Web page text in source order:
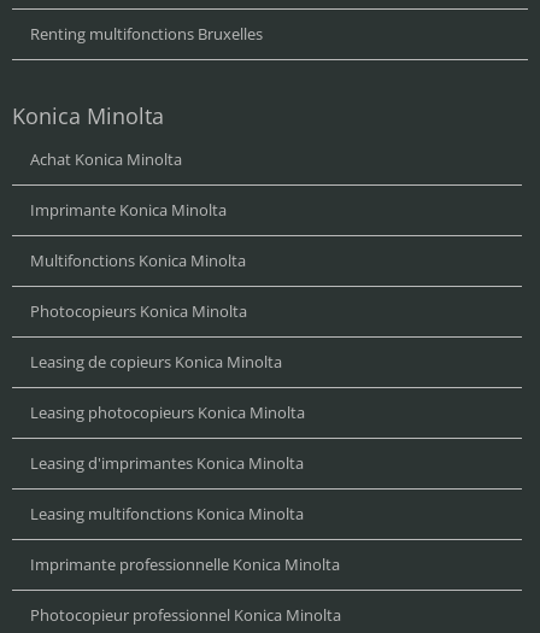
Renting multifonctions Bruxelles
Konica Minolta
Achat Konica Minolta
Imprimante Konica Minolta
Multifonctions Konica Minolta
Photocopieurs Konica Minolta
Leasing de copieurs Konica Minolta
Leasing photocopieurs Konica Minolta
Leasing d'imprimantes Konica Minolta
Leasing multifonctions Konica Minolta
Imprimante professionnelle Konica Minolta
Photocopieur professionnel Konica Minolta